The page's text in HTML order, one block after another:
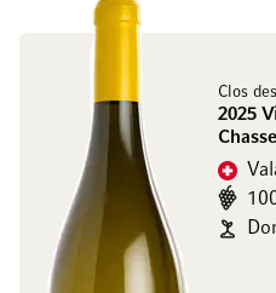
Clos
2025